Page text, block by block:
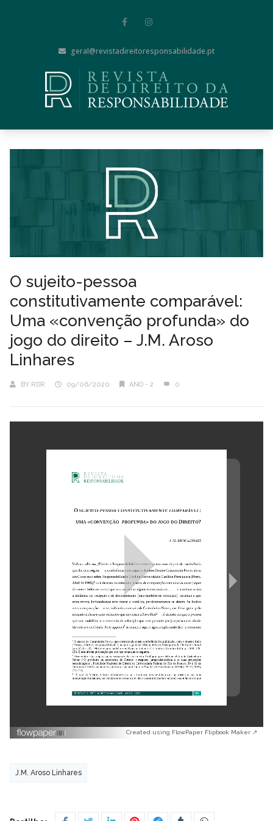
geral@revistadireitoresponsabilidade.pt
O sujeito-pessoa
constitutivamente comparável:
Uma «convenção profunda» do
jogo do direito – J.M. Aroso
Linhares
BY RDR 09/06/2020 ANO - 2 0
Created using FlowPaper Flipbook Maker ↗
J.M. Aroso Linhares